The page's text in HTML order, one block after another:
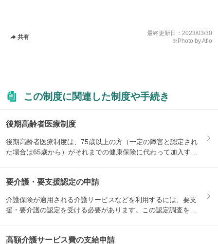
共有
最終更新日： 2023/03/30
※Photo by Aflo
この制度に関連した制度や手続き
後期高齢者医療制度
後期高齢者医療制度は、75歳以上の方（一定の障害と認定され
た場合は65歳から）がそれまでの健康保険に代わって加入する
要介護・要支援認定の申請
介護保険が適用される介護サービスなどを利用するには、要支
援・要介護の認定を受ける必要があります。この認定調査を受
高額介護サービス費の支給申請